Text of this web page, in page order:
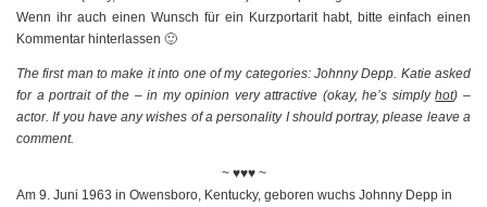
Wenn ihr auch einen Wunsch für ein Kurzportarit habt, bitte einfach einen
Kommentar hinterlassen 🙂
The first man to make it into one of my categories: Johnny Depp. Katie asked
for a portrait of the – in my opinion very attractive (okay, he’s simplyhot) –
actor.If you have any wishes of a personality I should portray, please leave a
comment.
~ ♥♥♥ ~
Am 9. Juni 1963 in Owensboro, Kentucky, geboren wuchs Johnny Depp in